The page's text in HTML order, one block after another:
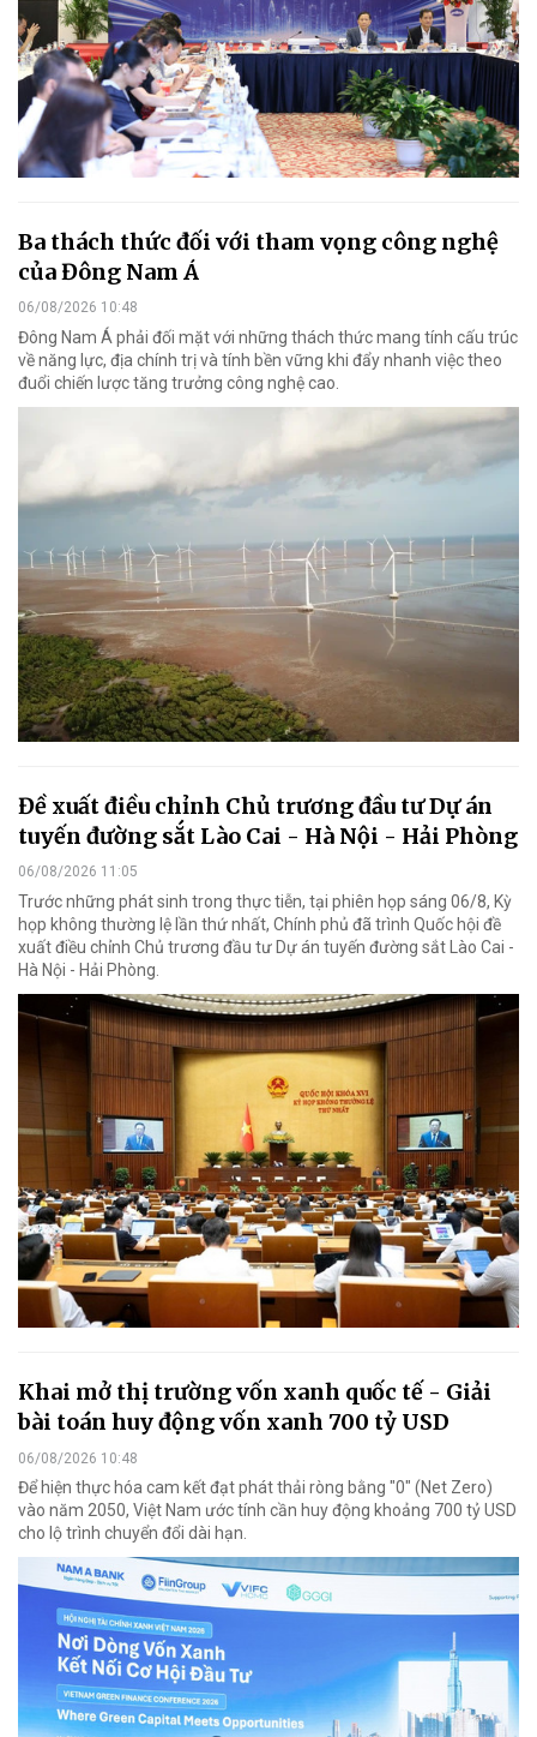
Ba thách thức đối với tham vọng công nghệ
của Đông Nam Á
06/08/2026 10:48
Đông Nam Á phải đối mặt với những thách thức mang tính cấu trúc
về năng lực, địa chính trị và tính bền vững khi đẩy nhanh việc theo
đuổi chiến lược tăng trưởng công nghệ cao.
Đề xuất điều chỉnh Chủ trương đầu tư Dự án
tuyến đường sắt Lào Cai - Hà Nội - Hải Phòng
06/08/2026 11:05
Trước những phát sinh trong thực tiễn, tại phiên họp sáng 06/8, Kỳ
họp không thường lệ lần thứ nhất, Chính phủ đã trình Quốc hội đề
xuất điều chỉnh Chủ trương đầu tư Dự án tuyến đường sắt Lào Cai -
Hà Nội - Hải Phòng.
Khai mở thị trường vốn xanh quốc tế - Giải
bài toán huy động vốn xanh 700 tỷ USD
06/08/2026 10:48
Để hiện thực hóa cam kết đạt phát thải ròng bằng "0" (Net Zero)
vào năm 2050, Việt Nam ước tính cần huy động khoảng 700 tỷ USD
cho lộ trình chuyển đổi dài hạn.